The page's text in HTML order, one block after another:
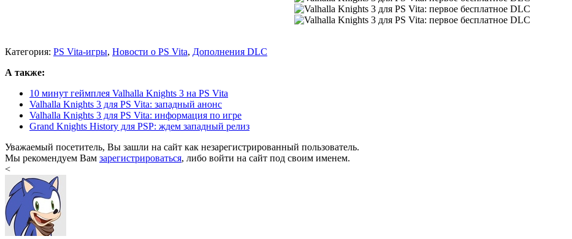
Категория: PS Vita-игры, Новости о PS Vita, Дополнения DLC
А также:
10 минут геймплея Valhalla Knights 3 на PS Vita
Valhalla Knights 3 для PS Vita: западный анонс
Valhalla Knights 3 для PS Vita: информация по игре
Grand Knights History для PSP: ждем западный релиз
Уважаемый посетитель, Вы зашли на сайт как незарегистрированный пользователь.
Мы рекомендуем Вам зарегистрироваться, либо войти на сайт под своим именем.
<